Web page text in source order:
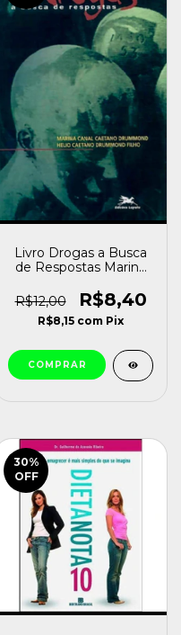
Livro Drogas a Busca
de Respostas Marina
Drummond e Helio
Caetano Drummond
Filho (1998) [usado]
R$12,00 R$8,40
R$8,15 com Pix
30%
OFF